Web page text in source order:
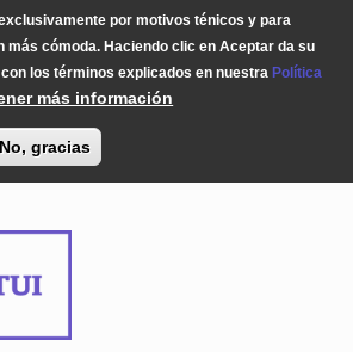
por motivos ténicos y para
más cómoda. Haciendo clic en Aceptar da su
los términos explicados en nuestra Política
más información
No, gracias